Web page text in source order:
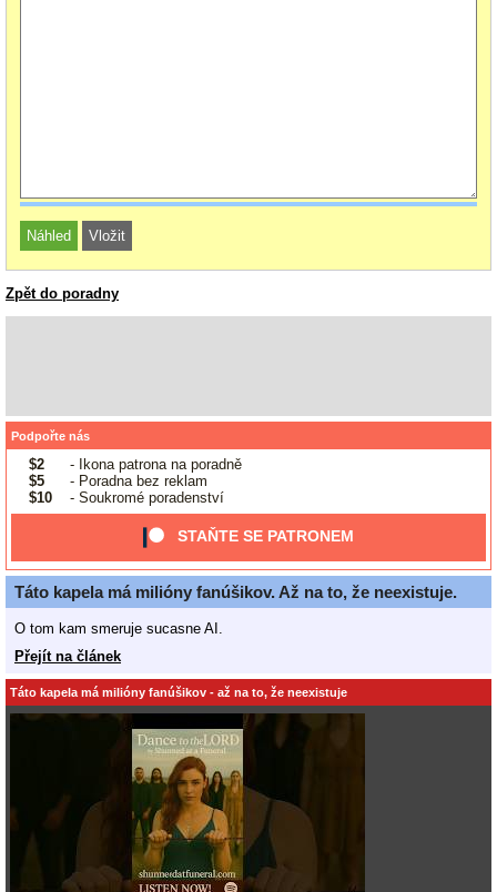
Zpět do poradny
Podpořte nás
$2
- Ikona patrona na poradně
$5
- Poradna bez reklam
$10
- Soukromé poradenství
STAŇTE SE PATRONEM
Táto kapela má milióny fanúšikov. Až na to, že neexistuje.
O tom kam smeruje sucasne AI.
Přejít na článek
Táto kapela má milióny fanúšikov - až na to, že neexistuje